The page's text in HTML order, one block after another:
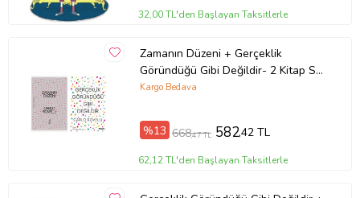
32,00 TL'den Başlayan Taksitlerle
Zamanın Düzeni + Gerçeklik
Göründüğü Gibi Değildir- 2 Kitap Set
- Iş Bankası Özel Set Zamanın
Kargo Bedava
%13 668,47 TL 582,42 TL
62,12 TL'den Başlayan Taksitlerle